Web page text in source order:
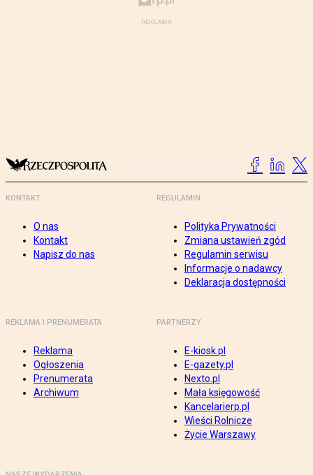
KONTAKT
O nas
Kontakt
Napisz do nas
REGULAMIN
Polityka Prywatności
Zmiana ustawień zgód
Regulamin serwisu
Informacje o nadawcy
Deklaracja dostępności
REKLAMA I PRENUMERATA
Reklama
Ogłoszenia
Prenumerata
Archiwum
PARTNERZY
E-kiosk.pl
E-gazety.pl
Nexto.pl
Mała księgowość
Kancelarierp.pl
Wieści Rolnicze
Życie Warszawy